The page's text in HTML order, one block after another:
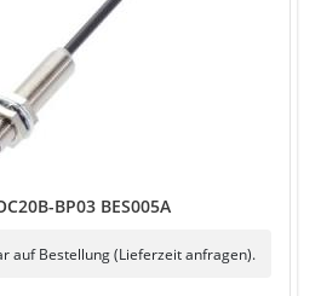
BP03 BES005A
auf Bestellung (Lieferzeit anfragen).